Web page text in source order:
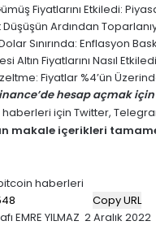
Fiyatlarını Etkiledi:
Ardından
Sınırında: Enflasyon
Altın Fiyatlarını Nasıl
Fiyatlar %4’ün
hesap açmak için
için Twitter,
makale içerikleri
haberleri
Copy URL
EMRE YILMAZ Bir
2 Aralık 2022